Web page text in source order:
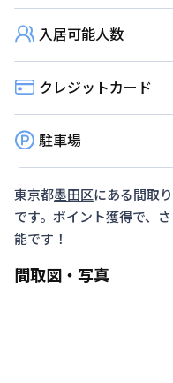
入居可能人数
クレジットカード
駐車場
東京都墨田区にある間取り
です。ポイント獲得で、
能です！
間取図・写真